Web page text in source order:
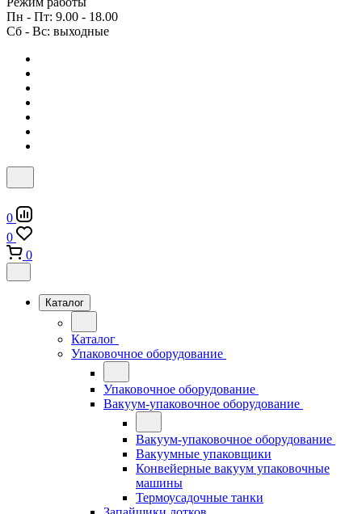
Пн - Пт: 9.00 - 18.00
Сб - Вс: выходные
0
0
0
Каталог
Каталог
Упаковочное оборудование
Упаковочное оборудование
Вакуум-упаковочное оборудование
Вакуум-упаковочное оборудование
Вакуумные упаковщики
Конвейерные вакуум упаковочные
машины
Термоусадочные танки